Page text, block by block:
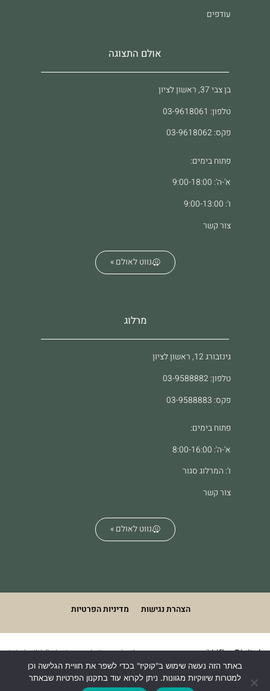
עודפים
אולם התצוגה
בן צבי 37, ראשון לציון
טלפון: 03-9618061
פקס: 03-9618062
פתוח בימים:
א'-ה': 9:00-18:00
ו': 9:00-13:00
צור קשר
נווט לאולם »
מרלוג
גינזבורג 12, ראשון לציון
טלפון: 03-9588882
פקס: 03-9588883
פתוח בימים:
א'-ה': 8:00-16:00
ו': המרלוג סגור
צור קשר
נווט לאולם »
הצהרת נגישות מדיניות הפרטיות
We build & design websites. what's your superpower?Lifko Digital
באתר הזה נעשה שימוש ב"קוקיז" בכדי לשפר את חוויית הגלישה וכן
למטרות שיווקיות מגוונות. ניתן לקרוא עוד בתקנון הפרטיות שבאתר